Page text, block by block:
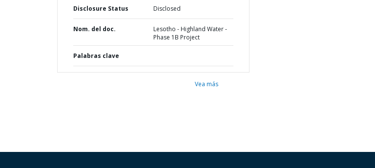
Disclosure Status Disclosed
Nom. del doc.
Lesotho - Highland Water -
Phase 1B Project
Palabras clave
Vea más